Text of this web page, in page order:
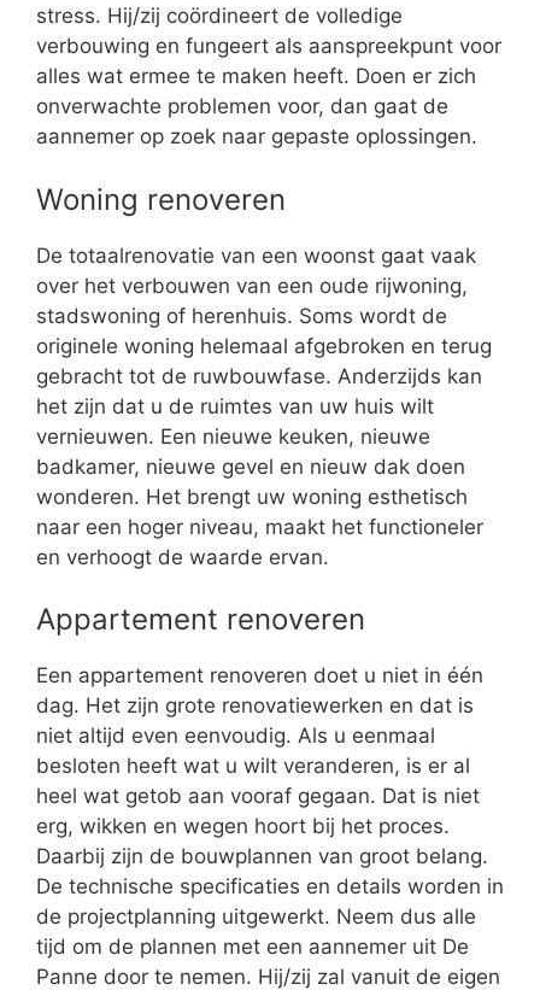
stress. Hij/zij coördineert de volledige
verbouwing en fungeert als aanspreekpunt voor
alles wat ermee te maken heeft. Doen er zich
onverwachte problemen voor, dan gaat de
aannemer op zoek naar gepaste oplossingen.
Woning renoveren
De totaalrenovatie van een woonst gaat vaak
over het verbouwen van een oude rijwoning,
stadswoning of herenhuis. Soms wordt de
originele woning helemaal afgebroken en terug
gebracht tot de ruwbouwfase. Anderzijds kan
het zijn dat u de ruimtes van uw huis wilt
vernieuwen. Een nieuwe keuken, nieuwe
badkamer, nieuwe gevel en nieuw dak doen
wonderen. Het brengt uw woning esthetisch
naar een hoger niveau, maakt het functioneler
en verhoogt de waarde ervan.
Appartement renoveren
Een appartement renoveren doet u niet in één
dag. Het zijn grote renovatiewerken en dat is
niet altijd even eenvoudig. Als u eenmaal
besloten heeft wat u wilt veranderen, is er al
heel wat getob aan vooraf gegaan. Dat is niet
erg, wikken en wegen hoort bij het proces.
Daarbij zijn de bouwplannen van groot belang.
De technische specificaties en details worden in
de projectplanning uitgewerkt. Neem dus alle
tijd om de plannen met een aannemer uit De
Panne door te nemen. Hij/zij zal vanuit de eigen